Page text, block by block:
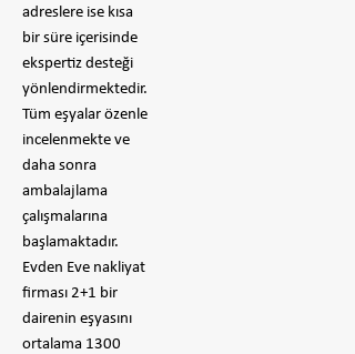
adreslere ise kısa
bir süre içerisinde
ekspertiz desteği
yönlendirmektedir.
Tüm eşyalar özenle
incelenmekte ve
daha sonra
ambalajlama
çalışmalarına
başlamaktadır.
Evden Eve nakliyat
firması 2+1 bir
dairenin eşyasını
ortalama 1300